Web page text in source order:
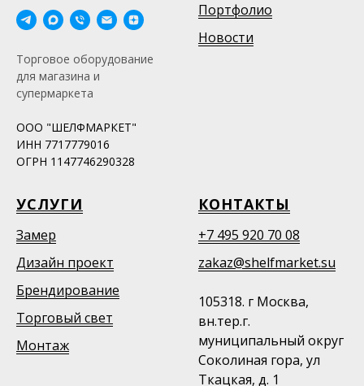
Торговое оборудование
для магазина и
супермаркета
ООО "ШЕЛФМАРКЕТ"
ИНН 7717779016
ОГРН 1147746290328
Портфолио
Новости
УСЛУГИ
Замер
Дизайн проект
Брендирование
Торговый свет
Монтаж
КОНТАКТЫ
+7 495 920 70 08
zakaz@shelfmarket.su
105318. г Москва,
вн.тер.г.
муниципальный округ
Соколиная гора, ул
Ткацкая, д. 1